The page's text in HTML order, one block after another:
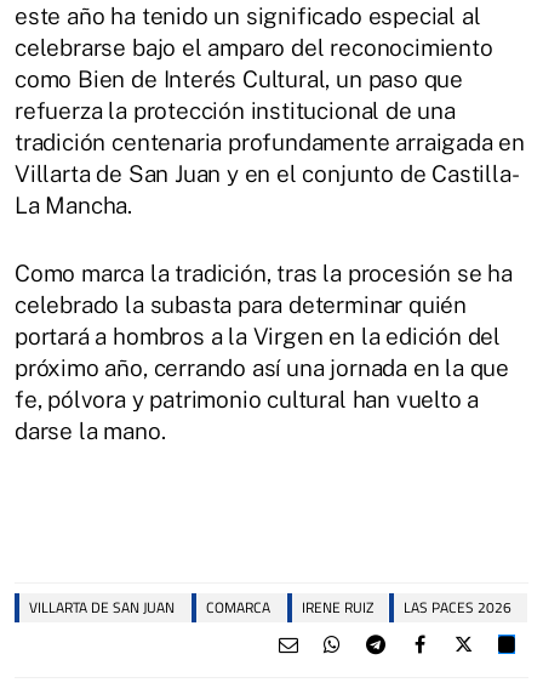
este año ha tenido un significado especial al
celebrarse bajo el amparo del reconocimiento
como Bien de Interés Cultural, un paso que
refuerza la protección institucional de una
tradición centenaria profundamente arraigada en
Villarta de San Juan y en el conjunto de Castilla-
La Mancha.
Como marca la tradición, tras la procesión se ha
celebrado la subasta para determinar quién
portará a hombros a la Virgen en la edición del
próximo año, cerrando así una jornada en la que
fe, pólvora y patrimonio cultural han vuelto a
darse la mano.
VILLARTA DE SAN JUAN COMARCA IRENE RUIZ LAS PACES 2026